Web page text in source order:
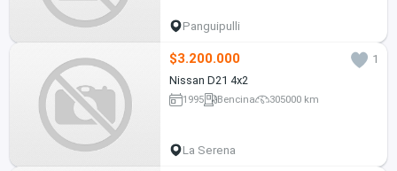
Panguipulli
$3.200.000
1
Nissan D21 4x2
1995 Bencina 305000 km
La Serena